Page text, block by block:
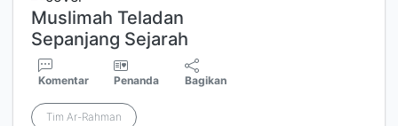
Muslimah Teladan
Sepanjang Sejarah
Komentar Penanda Bagikan
Tim Ar-Rahman